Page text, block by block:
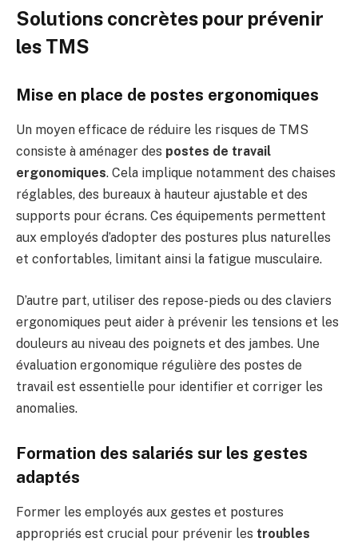
Solutions concrètes pour prévenir
les TMS
Mise en place de postes ergonomiques
Un moyen efficace de réduire les risques de TMS
consiste à aménager des postes de travail
ergonomiques. Cela implique notamment des chaises
réglables, des bureaux à hauteur ajustable et des
supports pour écrans. Ces équipements permettent
aux employés d’adopter des postures plus naturelles
et confortables, limitant ainsi la fatigue musculaire.
D’autre part, utiliser des repose-pieds ou des claviers
ergonomiques peut aider à prévenir les tensions et les
douleurs au niveau des poignets et des jambes. Une
évaluation ergonomique régulière des postes de
travail est essentielle pour identifier et corriger les
anomalies.
Formation des salariés sur les gestes
adaptés
Former les employés aux gestes et postures
appropriés est crucial pour prévenir les troubles